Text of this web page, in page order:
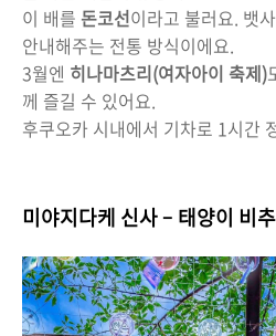
이 배를 돈코선이라고 불러요. 뱃
안내해주는 전통 방식이에요.
3월엔 히나마츠리(여자아이 축제)
께 즐길 수 있어요.
후쿠오카 시내에서 기차로 1시간
미야지다케 신사 – 태양이 비